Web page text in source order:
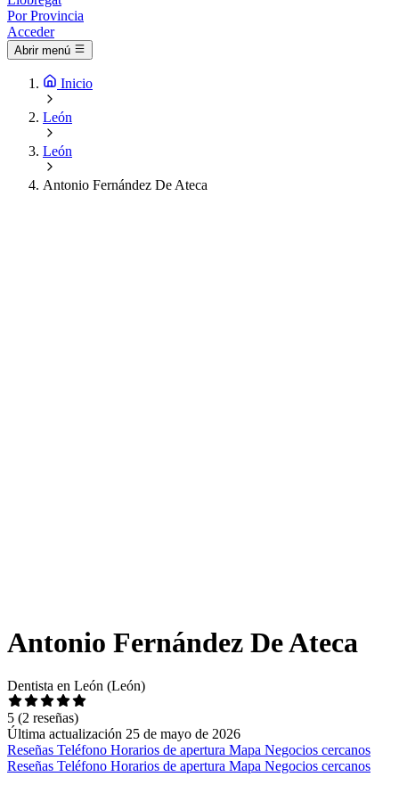
Por Provincia
Acceder
Abrir menú
Inicio
León
León
Antonio Fernández De Ateca
Antonio Fernández De Ateca
Dentista en León (León)
5 (2 reseñas)
Última actualización 25 de mayo de 2026
Reseñas Teléfono Horarios de apertura Mapa Negocios cercanos
Reseñas Teléfono Horarios de apertura Mapa Negocios cercanos